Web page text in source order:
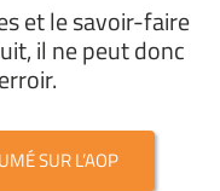
et le savoir-faire
il ne peut donc
SUR L’AOP